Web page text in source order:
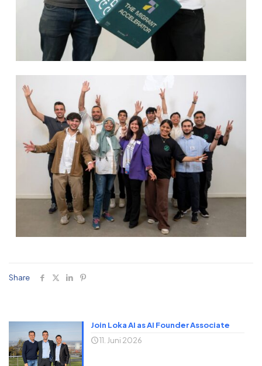
Share
Join Loka AI as AI Founder Associate
11. Juni 2026